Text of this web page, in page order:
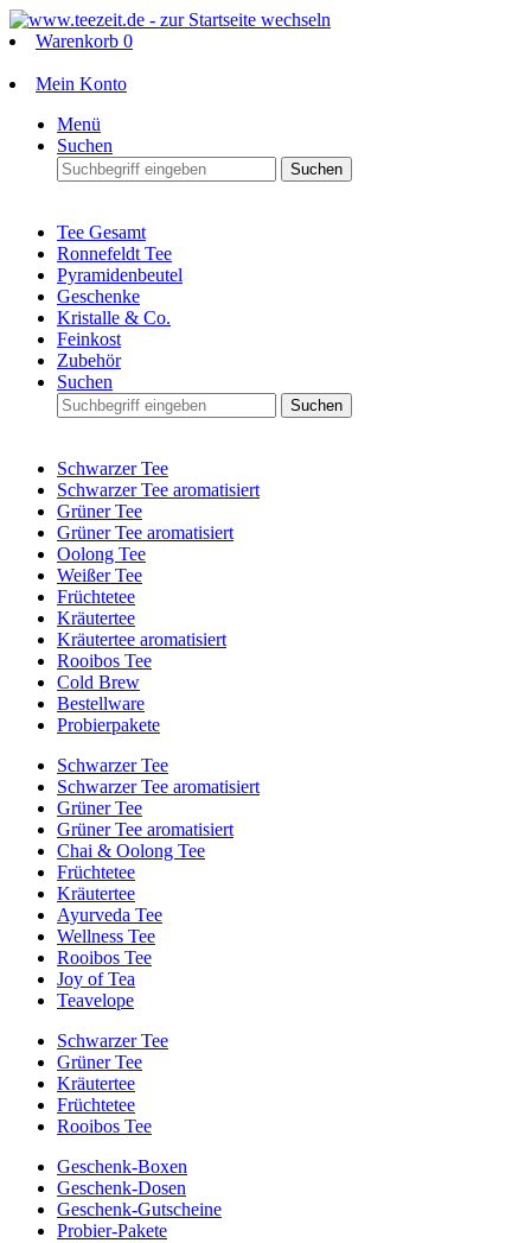
Warenkorb 0
Mein Konto
Menü
Suchen
Suchen
Tee Gesamt
Ronnefeldt Tee
Pyramidenbeutel
Geschenke
Kristalle & Co.
Feinkost
Zubehör
Suchen
Suchen
Schwarzer Tee
Schwarzer Tee aromatisiert
Grüner Tee
Grüner Tee aromatisiert
Oolong Tee
Weißer Tee
Früchtetee
Kräutertee
Kräutertee aromatisiert
Rooibos Tee
Cold Brew
Bestellware
Probierpakete
Schwarzer Tee
Schwarzer Tee aromatisiert
Grüner Tee
Grüner Tee aromatisiert
Chai & Oolong Tee
Früchtetee
Kräutertee
Ayurveda Tee
Wellness Tee
Rooibos Tee
Joy of Tea
Teavelope
Schwarzer Tee
Grüner Tee
Kräutertee
Früchtetee
Rooibos Tee
Geschenk-Boxen
Geschenk-Dosen
Geschenk-Gutscheine
Probier-Pakete